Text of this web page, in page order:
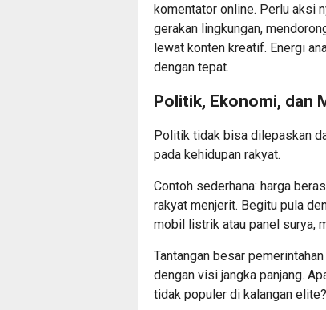
komentator online. Perlu aksi
gerakan lingkungan,
lewat konten kreatif. Energi
dengan tepat.
Politik, Ekonomi, dan
Politik tidak bisa dilepaskan
pada kehidupan rakyat.
Contoh sederhana: harga
rakyat menjerit. Begitu pula
mobil listrik atau panel surya,
Tantangan besar
dengan visi jangka panjang.
tidak populer di kalangan elite?